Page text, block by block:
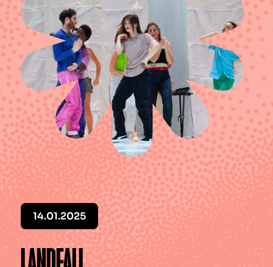
Actualités
À propos
Équipe
Instances
Offres d'emploi
Le périodique
Infos pratiques
Contact
14.01.2025
LANDFALL